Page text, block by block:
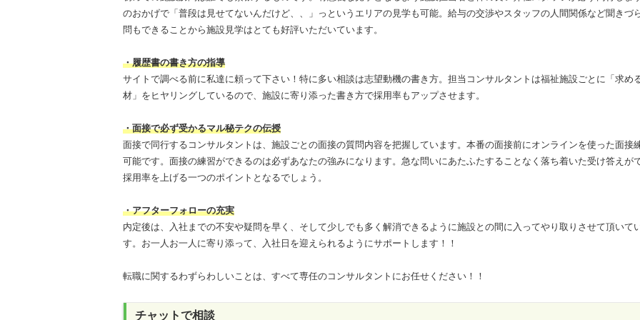
のおかげで「普段は見せてないんだけど、、」っというエリアの見学も可能。給与の交渉やスタッフの人間関係など聞きづ
問もできることから施設見学はとても好評いただいています。
・履歴書の書き方の指導
サイトで調べる前に私達に頼って下さい！特に多い相談は志望動機の書き方。担当コンサルタントは福祉施設ごとに「求め
材」をヒヤリングしているので、施設に寄り添った書き方で採用率もアップさせます。
・面接で必ず受かるマル秘テクの伝授
面接で同行するコンサルタントは、施設ごとの面接の質問内容を把握しています。本番の面接前にオンラインを使った面接
可能です。面接の練習ができるのは必ずあなたの強みになります。急な問いにあたふたすることなく落ち着いた受け答えがで
採用率を上げる一つのポイントとなるでしょう。
・アフターフォローの充実
内定後は、入社までの不安や疑問を早く、そして少しでも多く解消できるように施設との間に入ってやり取りさせて頂いて
す。お一人お一人に寄り添って、入社日を迎えられるようにサポートします！！
転職に関するわずらわしいことは、すべて専任のコンサルタントにお任せください！！
チャットで相談